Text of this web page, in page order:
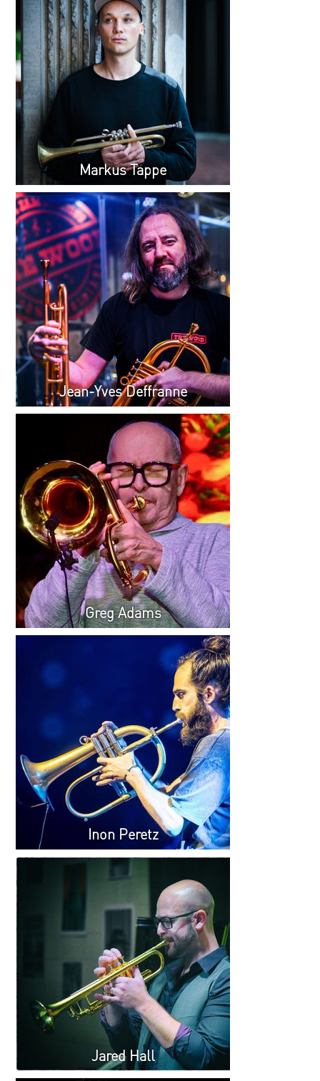
Markus Tappe
Jean-Yves Deffranne
Greg Adams
Inon Peretz
Jared Hall